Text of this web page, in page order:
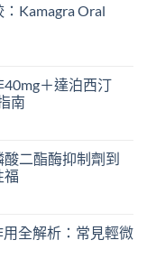
Kamagra Oral
＋達泊西汀
南
二酯酶抑制劑到
福
全解析：常見輕微